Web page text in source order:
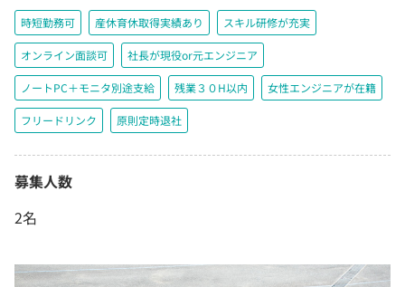
時短勤務可 産休育休取得実績あり スキル研修が充実
オンライン面談可 社長が現役or元エンジニア
ノートPC＋モニタ別途支給 残業３０H以内 女性エンジニアが在籍
フリードリンク 原則定時退社
募集人数
2名